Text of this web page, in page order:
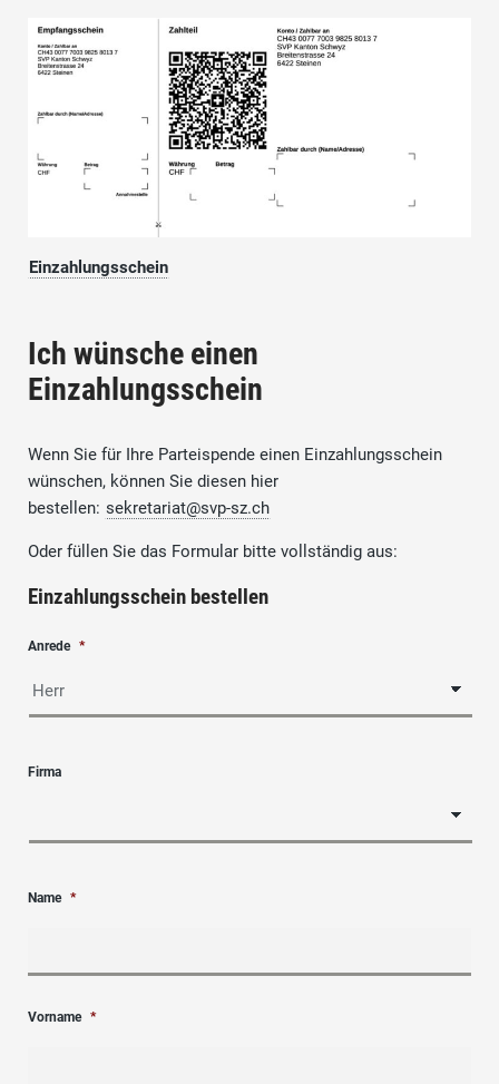
Einzahlungsschein
Ich wünsche einen
Einzahlungsschein
Wenn Sie für Ihre Parteispende einen Einzahlungsschein
wünschen, können Sie diesen hier
bestellen: sekretariat@svp-sz.ch
Oder füllen Sie das Formular bitte vollständig aus:
Einzahlungsschein bestellen
Anrede *
Firma
Name *
Vorname *